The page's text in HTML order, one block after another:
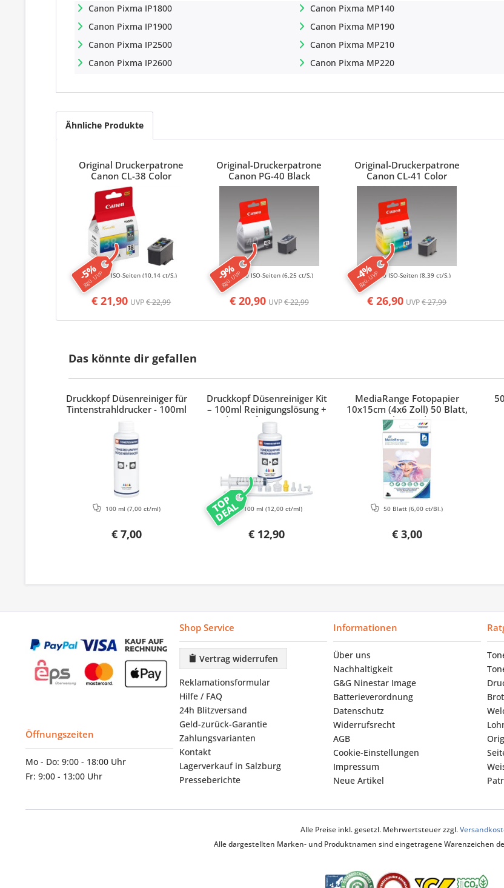
Canon Pixma IP1800
Canon Pixma IP1900
Canon Pixma IP2500
Canon Pixma IP2600
Canon Pixma MP140
Canon Pixma MP190
Canon Pixma MP210
Canon Pixma MP220
Ähnliche Produkte
-5%
ggü. UVP
Original Druckerpatrone
Canon CL-38 Color
€ 21,90 UVP€ 22,99
207 ISO-Seiten(10,14 ct/S.) -9%
ggü. UVP
Original-Druckerpatrone
Canon PG-40 Black
€ 20,90 UVP€ 22,99
320 ISO-Seiten (6,25 ct/S.) -4%
ggü. UVP
Original-Druckerpatrone
Canon CL-41 Color
€ 26,90 UVP€ 27,99
310 ISO-Seiten(8,39 ct/S.)
Das könnte dir gefallen
Druckkopf Düsenreiniger für
Tintenstrahldrucker - 100ml
€ 7,00
100 ml (7,00 ct/ml) TOP
DEAL
Druckkopf Düsenreiniger Kit
– 100ml Reinigungslösung +
Adapter für Canon, HP,
Epson & Brother
€ 12,90
100 ml(12,00 ct/ml)
MediaRange Fotopapier
10x15cm (4x6 Zoll) 50 Blatt,
glänzend
€ 3,00
50 Blatt(6,00 ct/Bl.)
Öffnungszeiten
Mo - Do: 9:00 - 18:00 Uhr
Fr: 9:00 - 13:00 Uhr
Shop Service
Vertrag widerrufen
Reklamationsformular
Hilfe / FAQ
24h Blitzversand
Geld-zurück-Garantie
Zahlungsvarianten
Kontakt
Lagerverkauf in Salzburg
Presseberichte
Informationen
Über uns
Nachhaltigkeit
G&G Ninestar Image
Batterieverordnung
Datenschutz
Widerrufsrecht
AGB
Cookie-Einstellungen
Impressum
Neue Artikel
Alle Preise inkl. gesetzl. Mehrwertsteuer zzgl.
Alle dargestellten Marken- und Produktnamen sind eingetragene Warenzeichen